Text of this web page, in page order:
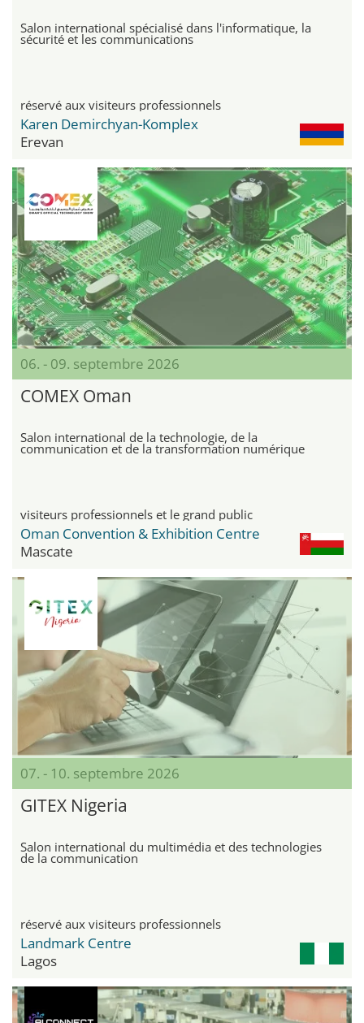
Salon international spécialisé dans l'informatique, la
sécurité et les communications
réservé aux visiteurs professionnels
Karen Demirchyan-Komplex
Erevan
06. - 09. septembre 2026
COMEX Oman
Salon international de la technologie, de la
communication et de la transformation numérique
visiteurs professionnels et le grand public
Oman Convention & Exhibition Centre
Mascate
07. - 10. septembre 2026
GITEX Nigeria
Salon international du multimédia et des technologies
de la communication
réservé aux visiteurs professionnels
Landmark Centre
Lagos